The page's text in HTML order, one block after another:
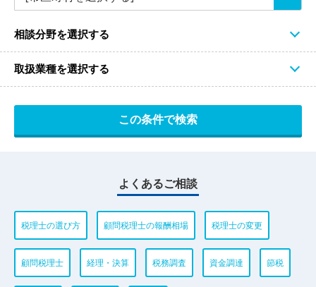
相談分野を選択する
取扱業種を選択する
よくあるご相談
税理士の選び方 顧問税理士の報酬相場 税理士の変更
顧問税理士 経理・決算 税務調査 資金調達 節税